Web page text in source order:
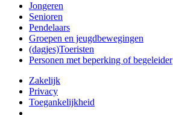
Jongeren
Senioren
Pendelaars
Groepen en jeugdbewegingen
(dagjes)Toeristen
Personen met beperking of begeleider
Zakelijk
Privacy
Toegankelijkheid